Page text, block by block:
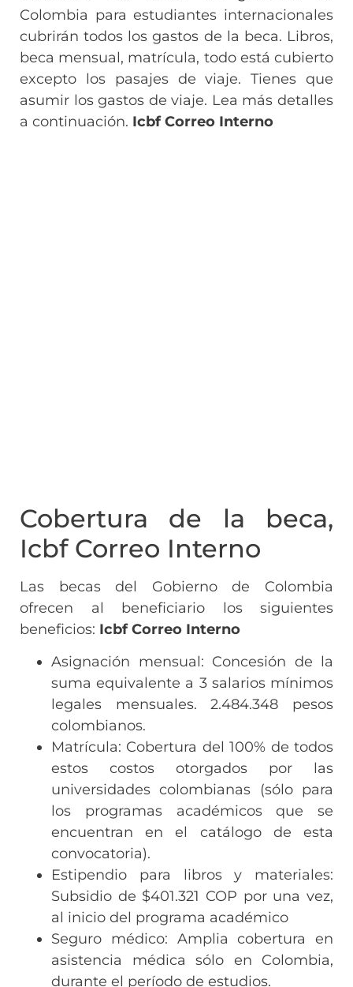
Colombia para estudiantes internacionales
cubrirán todos los gastos de la beca. Libros,
beca mensual, matrícula, todo está cubierto
excepto los pasajes de viaje. Tienes que
asumir los gastos de viaje. Lea más detalles
a continuación. Icbf Correo Interno
Cobertura de la beca,
Icbf Correo Interno
Las becas del Gobierno de Colombia
ofrecen al beneficiario los siguientes
beneficios: Icbf Correo Interno
Asignación mensual: Concesión de la
suma equivalente a 3 salarios mínimos
legales mensuales. 2.484.348 pesos
colombianos.
Matrícula: Cobertura del 100% de todos
estos costos otorgados por las
universidades colombianas (sólo para
los programas académicos que se
encuentran en el catálogo de esta
convocatoria).
Estipendio para libros y materiales:
Subsidio de $401.321 COP por una vez,
al inicio del programa académico
Seguro médico: Amplia cobertura en
asistencia médica sólo en Colombia,
durante el período de estudios.